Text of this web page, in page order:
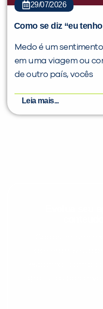
29/07/2026
Como se diz “eu
Medo é um
em uma viagem ou
de outro país, vocês
Leia mais...